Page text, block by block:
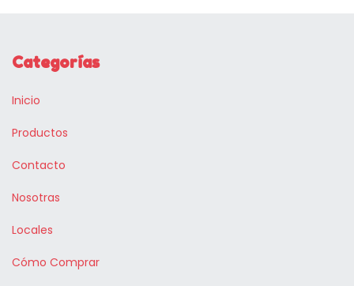
Categorías
Inicio
Productos
Contacto
Nosotras
Locales
Cómo Comprar